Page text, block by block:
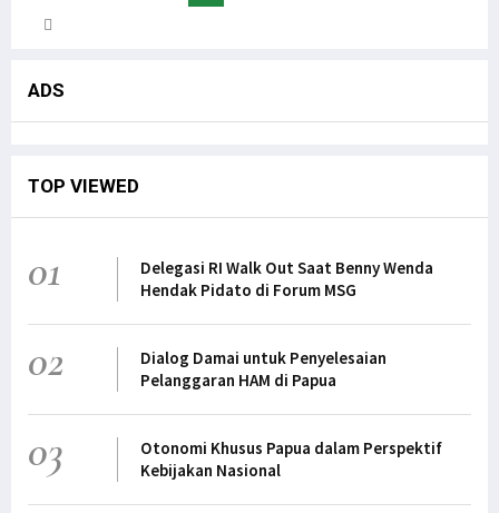
ADS
TOP VIEWED
01
Delegasi RI Walk Out Saat Benny Wenda
Hendak Pidato di Forum MSG
02
Dialog Damai untuk Penyelesaian
Pelanggaran HAM di Papua
03
Otonomi Khusus Papua dalam Perspektif
Kebijakan Nasional